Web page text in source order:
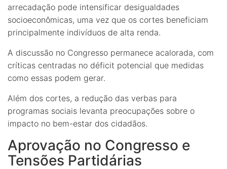
arrecadação pode intensificar desigualdades
socioeconômicas, uma vez que os cortes beneficiam
principalmente indivíduos de alta renda.
A discussão no Congresso permanece acalorada, com
críticas centradas no déficit potencial que medidas
como essas podem gerar.
Além dos cortes, a redução das verbas para
programas sociais levanta preocupações sobre o
impacto no bem-estar dos cidadãos.
Aprovação no Congresso e
Tensões Partidárias